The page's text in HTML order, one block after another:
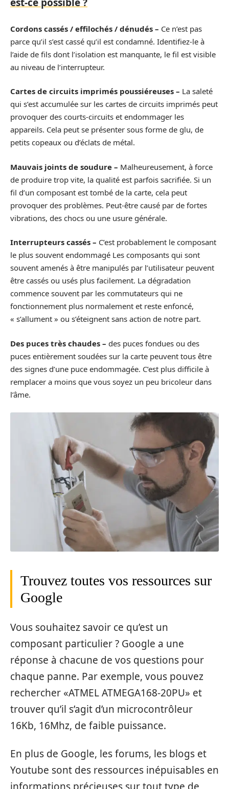
Cordons cassés / effilochés / dénudés – Ce n’est pas
parce qu’il s’est cassé qu’il est condamné. Identifiez-le à
l’aide de fils dont l’isolation est manquante, le fil est visible
au niveau de l’interrupteur.
Cartes de circuits imprimés poussiéreuses – La saleté
qui s’est accumulée sur les cartes de circuits imprimés peut
provoquer des courts-circuits et endommager les
appareils. Cela peut se présenter sous forme de glu, de
petits copeaux ou d’éclats de métal.
Mauvais joints de soudure – Malheureusement, à force
de produire trop vite, la qualité est parfois sacrifiée. Si un
fil d’un composant est tombé de la carte, cela peut
provoquer des problèmes. Peut-être causé par de fortes
vibrations, des chocs ou une usure générale.
Interrupteurs cassés – C’est probablement le composant
le plus souvent endommagé Les composants qui sont
souvent amenés à être manipulés par l’utilisateur peuvent
être cassés ou usés plus facilement. La dégradation
commence souvent par les commutateurs qui ne
fonctionnement plus normalement et reste enfoncé,
« s’allument » ou s’éteignent sans action de notre part.
Des puces très chaudes – des puces fondues ou des
puces entièrement soudées sur la carte peuvent tous être
des signes d’une puce endommagée. C’est plus difficile à
remplacer a moins que vous soyez un peu bricoleur dans
l’âme.
Trouvez toutes vos ressources sur
Google
Vous souhaitez savoir ce qu’est un
composant particulier ? Google a une
réponse à chacune de vos questions pour
chaque panne. Par exemple, vous pouvez
rechercher «ATMEL ATMEGA168-20PU» et
trouver qu’il s’agit d’un microcontrôleur
16Kb, 16Mhz, de faible puissance.
En plus de Google, les forums, les blogs et
Youtube sont des ressources inépuisables en